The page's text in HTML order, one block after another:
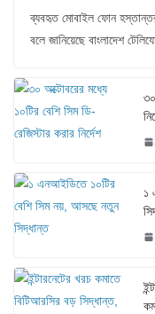
ব্যবহৃত মোবাইল ফোন
বলে জানিয়েছে বাংলাদেশ
১